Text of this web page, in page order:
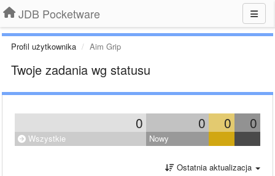
JDB Pocketware
Profil użytkownika Aim Grip
Twoje zadania wg statusu
0 0 0 0
Wszystkie Nowy
Ostatnia aktualizacja